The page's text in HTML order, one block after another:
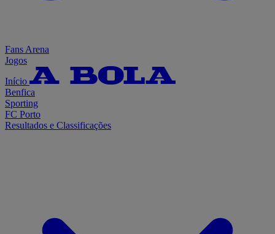
Fans Arena
Jogos
Início
Benfica
Sporting
FC Porto
Resultados e Classificações